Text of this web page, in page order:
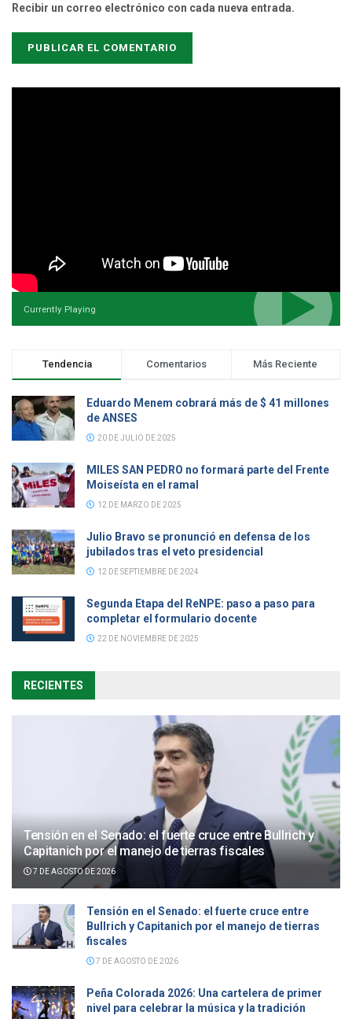
Recibir un correo electrónico con cada nueva entrada.
Currently Playing
Tendencia Comentarios Más Reciente
Eduardo Menem cobrará más de $ 41 millones
de ANSES
20 DE JULIO DE 2025
MILES SAN PEDRO no formará parte del Frente
Moiseísta en el ramal
12 DE MARZO DE 2025
Julio Bravo se pronunció en defensa de los
jubilados tras el veto presidencial
12 DE SEPTIEMBRE DE 2024
Segunda Etapa del ReNPE: paso a paso para
completar el formulario docente
22 DE NOVIEMBRE DE 2025
RECIENTES
Tensión en el Senado: el fuerte cruce entre Bullrich y
Capitanich por el manejo de tierras fiscales
7 DE AGOSTO DE 2026
Tensión en el Senado: el fuerte cruce entre
Bullrich y Capitanich por el manejo de tierras
fiscales
7 DE AGOSTO DE 2026
Peña Colorada 2026: Una cartelera de primer
nivel para celebrar la música y la tradición